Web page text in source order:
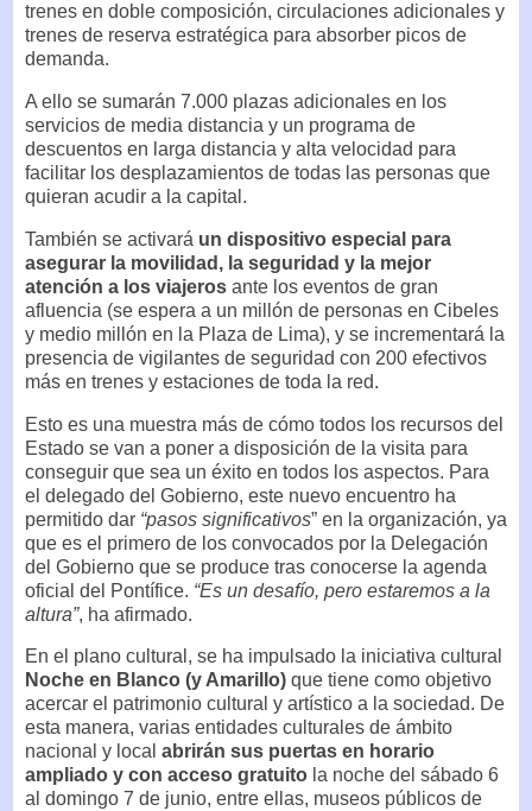
trenes en doble composición, circulaciones adicionales y
trenes de reserva estratégica para absorber picos de
demanda.
A ello se sumarán 7.000 plazas adicionales en los
servicios de media distancia y un programa de
descuentos en larga distancia y alta velocidad para
facilitar los desplazamientos de todas las personas que
quieran acudir a la capital.
También se activará un dispositivo especial para
asegurar la movilidad, la seguridad y la mejor
atención a los viajeros ante los eventos de gran
afluencia (se espera a un millón de personas en Cibeles
y medio millón en la Plaza de Lima), y se incrementará la
presencia de vigilantes de seguridad con 200 efectivos
más en trenes y estaciones de toda la red.
Esto es una muestra más de cómo todos los recursos del
Estado se van a poner a disposición de la visita para
conseguir que sea un éxito en todos los aspectos. Para
el delegado del Gobierno, este nuevo encuentro ha
permitido dar “pasos significativos” en la organización, ya
que es el primero de los convocados por la Delegación
del Gobierno que se produce tras conocerse la agenda
oficial del Pontífice. “Es un desafío, pero estaremos a la
altura”, ha afirmado.
En el plano cultural, se ha impulsado la iniciativa cultural
Noche en Blanco (y Amarillo) que tiene como objetivo
acercar el patrimonio cultural y artístico a la sociedad. De
esta manera, varias entidades culturales de ámbito
nacional y local abrirán sus puertas en horario
ampliado y con acceso gratuito la noche del sábado 6
al domingo 7 de junio, entre ellas, museos públicos de